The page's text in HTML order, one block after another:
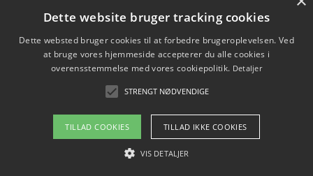
Hvordan gadgets til hjemmet kan reducere CO2-udslip
Copyright 2026 - Pilanto Aps
Om / kontakt
Blog Betingelser
Dette website bruger tracking cookies
Dette websted bruger cookies til at forbedre brugeroplevelsen. Ved
at bruge vores hjemmeside accepterer du alle cookies i
overensstemmelse med vores cookiepolitik. Detaljer
STRENGT NØDVENDIGE
TILLAD COOKIES TILLAD IKKE COOKIES
VIS DETALJER